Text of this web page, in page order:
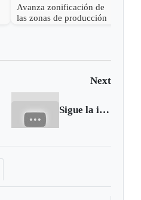
Avanza zonificación de
las zonas de producción
Next
Sigue la idolatría a Chávez en la Isla Presidencial